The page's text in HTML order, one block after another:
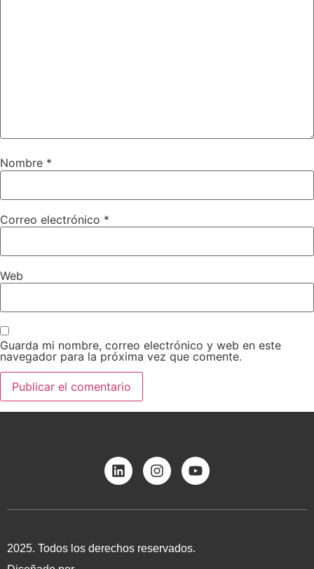
Nombre *
Correo electrónico *
Web
Guarda mi nombre, correo electrónico y web en este
navegador para la próxima vez que comente.
2025. Todos los derechos reservados.